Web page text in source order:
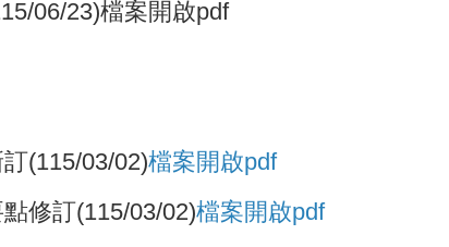
06/23)檔案開啟pdf
(115/03/02)檔案開啟pdf
修訂(115/03/02)檔案開啟pdf